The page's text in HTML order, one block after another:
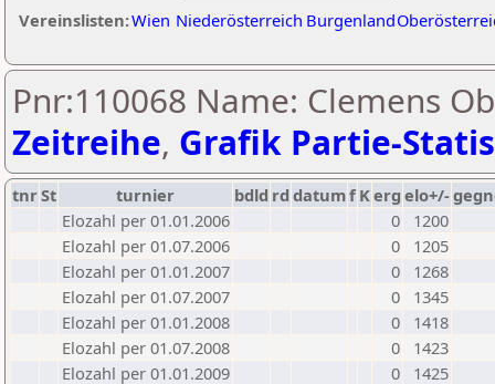
Vereinslisten:Wien Niederösterreich Burgenland
Pnr:110068 Name: Clemens
Zeitreihe, Grafik Partie-
tnrSt turnier bdld rd datumf Kerg elo+/-
Elozahl per 01.01.2006
0
1200
Elozahl per 01.07.2006
0
1205
Elozahl per 01.01.2007
0
1268
Elozahl per 01.07.2007
0
1345
Elozahl per 01.01.2008
0
1418
Elozahl per 01.07.2008
0
1423
Elozahl per 01.01.2009
0
1425